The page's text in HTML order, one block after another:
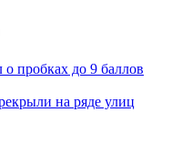
пробках до 9 баллов
на ряде улиц